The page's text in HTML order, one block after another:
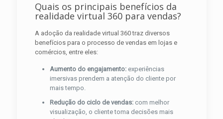
Quais os principais benefícios da
realidade virtual 360 para vendas?
A adoção da realidade virtual 360 traz diversos
benefícios para o processo de vendas em lojas e
comércios, entre eles:
Aumento do engajamento:experiências
imersivas prendem a atenção do cliente por
mais tempo.
Redução do ciclo de vendas:com melhor
visualização, o cliente toma decisões mais